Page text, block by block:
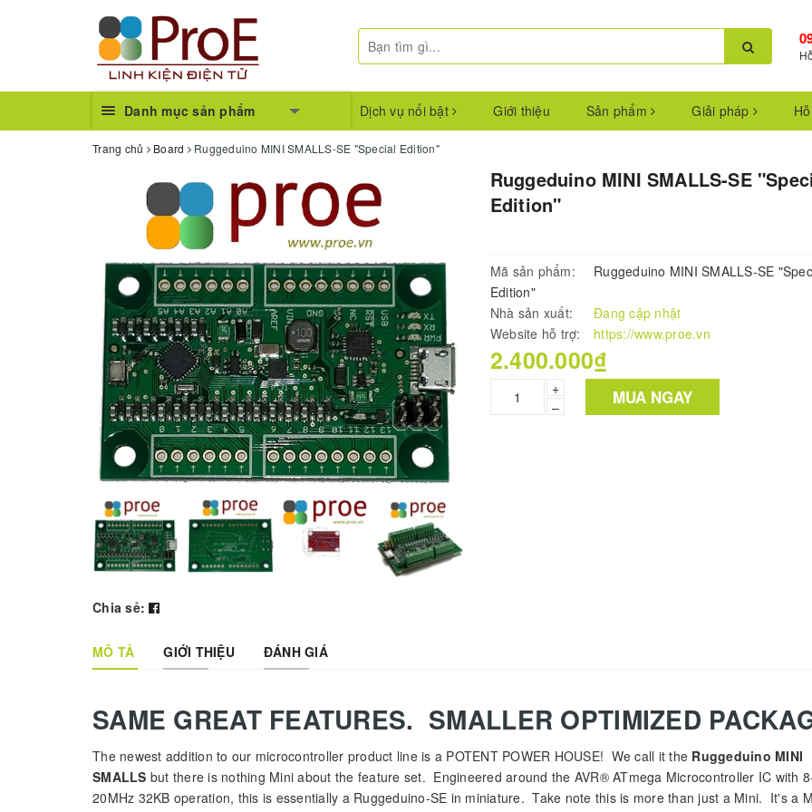
Danh mục sản phẩm Dịch vụ nổi bật Giới thiệu Sản phẩm Giải pháp
Trang chủ Board Ruggeduino MINI SMALLS-SE "Special Edition"
Chia sẻ:
Ruggeduino MINI SMALLS-SE
Edition"
Mã sản phẩm:
Ruggeduino MINI SMALLS-SE
Edition"
Nhà sản xuất:
Đang cập nhật
Website hỗ trợ:
https://www.proe.vn
2.400.000₫
+
–
MUA NGAY
MÔ TẢ GIỚI THIỆU ĐÁNH GIÁ
SAME GREAT FEATURES. SMALLER OPTIMIZED
The newest addition to our microcontroller product line is a POTENT POWER HOUSE! We call it the Ruggeduino MINI
SMALLS but there is nothing Mini about the feature set. Engineered around the AVR® ATmega Microcontroller IC with
20MHz 32KB operation, this is essentially a Ruggeduino-SE in miniature. Take note this is more than just a Mini. It's a